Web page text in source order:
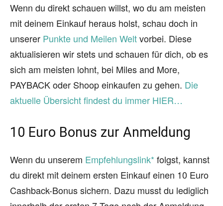
Wenn du direkt schauen willst, wo du am meisten
mit deinem Einkauf heraus holst, schau doch in
unserer Punkte und Meilen Weltvorbei. Diese
aktualisieren wir stets und schauen für dich, ob es
sich am meisten lohnt, bei Miles and More,
PAYBACK oder Shoop einkaufen zu gehen. Die
aktuelle Übersicht findest du immer HIER…
10 Euro Bonus zur Anmeldung
Wenn du unserem Empfehlungslink* folgst, kannst
du direkt mit deinem ersten Einkauf einen 10 Euro
Cashback-Bonus sichern. Dazu musst du lediglich